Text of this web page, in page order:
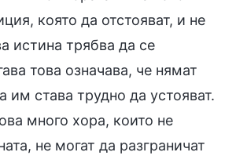
която да отстояват, и не
истина трябва да се
това означава, че нямат
им става трудно да устояват.
много хора, които не
не могат да разграничат